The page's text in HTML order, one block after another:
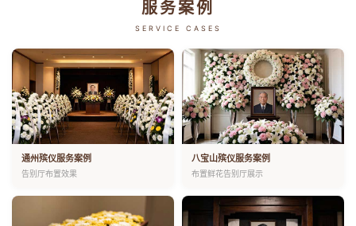
服务案例
SERVICE CASES
通州殡仪服务案例
告别厅布置效果
八宝山殡仪服务案例
布置鲜花告别厅展示